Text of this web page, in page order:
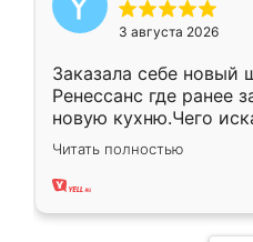
3 августа 2026
Заказала себе новый
Ренессанс где ранее
новую кухню.Чего
вполне довольна.
два года, нареканий
Читать полностью